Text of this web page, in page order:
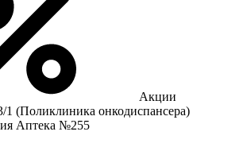
Акции
1 (Поликлиника онкодиспансера)
Аптека №255